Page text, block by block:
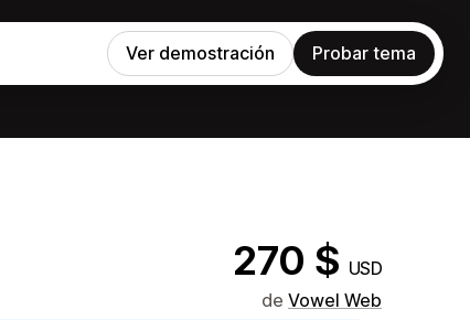
Ver demostración Probar tema
270 $ USD
de Vowel Web